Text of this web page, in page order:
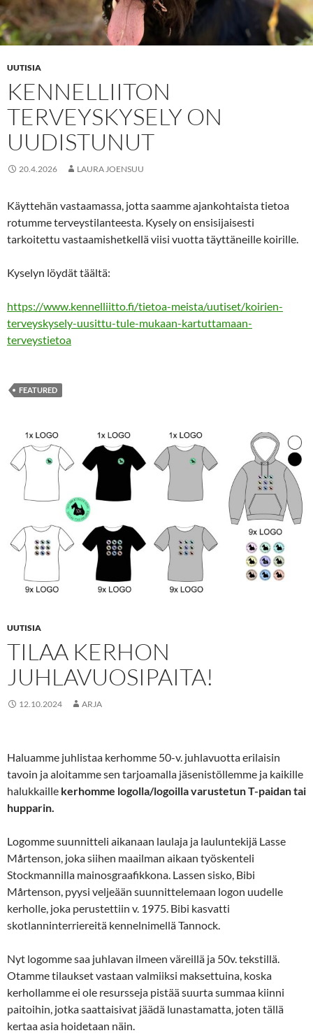
UUTISIA
KENNELLIITON
TERVEYSKYSELY ON
UUDISTUNUT
20.4.2026 LAURA JOENSUU
Käyttehän vastaamassa, jotta saamme ajankohtaista tietoa
rotumme terveystilanteesta. Kysely on ensisijaisesti
tarkoitettu vastaamishetkellä viisi vuotta täyttäneille koirille.
Kyselyn löydät täältä:
https://www.kennelliitto.fi/tietoa-meista/uutiset/koirien-
terveyskysely-uusittu-tule-mukaan-kartuttamaan-
terveystietoa
FEATURED
UUTISIA
TILAA KERHON
JUHLAVUOSIPAITA!
12.10.2024 ARJA
Haluamme juhlistaa kerhomme 50-v. juhlavuotta erilaisin
tavoin ja aloitamme sen tarjoamalla jäsenistöllemme ja kaikille
halukkaille kerhomme logolla/logoilla varustetun T-paidan tai
hupparin.
Logomme suunnitteli aikanaan laulaja ja lauluntekijä Lasse
Mårtenson, joka siihen maailman aikaan työskenteli
Stockmannilla mainosgraafikkona. Lassen sisko, Bibi
Mårtenson, pyysi veljeään suunnittelemaan logon uudelle
kerholle, joka perustettiin v. 1975. Bibi kasvatti
skotlanninterriereitä kennelnimellä Tannock.
Nyt logomme saa juhlavan ilmeen väreillä ja 50v. tekstillä.
Otamme tilaukset vastaan valmiiksi maksettuina, koska
kerhollamme ei ole resursseja pistää suurta summaa kiinni
paitoihin, jotka saattaisivat jäädä lunastamatta, joten tällä
kertaa asia hoidetaan näin.